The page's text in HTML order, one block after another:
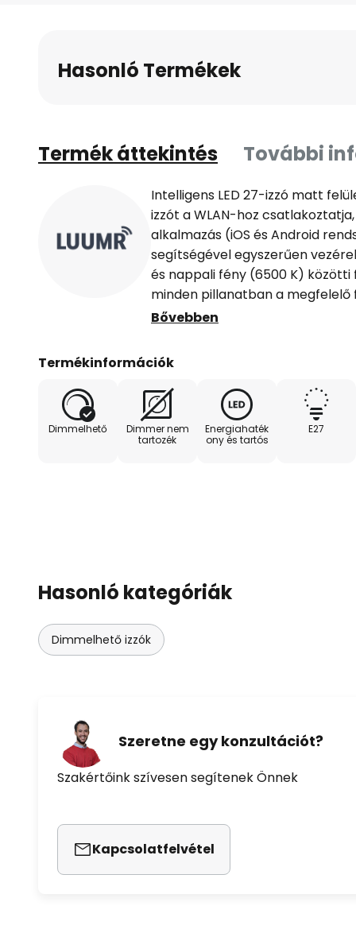
Hasonló Termékek
Termék áttekintés További
Intelligens LED 27-izzó matt
izzót a WLAN-hoz
alkalmazás (iOS és Android
segítségével egyszerűen
és nappali fény (6500 K)
minden pillanatban a megfelelő
az Amazon Alexa vagy a Google
egyaránt elérhető, és
id=luumr.app&hl=en_US vagy a
https://apps.apple.com/hu/
weboldalról
Bővebben
Termékinformációk
Dimmelhető
Dimmer nem
tartozék
Energiahaték
ony és tartós
E27
Hasonló kategóriák
Dimmelhető izzók
Szeretne egy konzultációt?
Szakértőink szívesen segítenek Önnek
Kapcsolatfelvétel